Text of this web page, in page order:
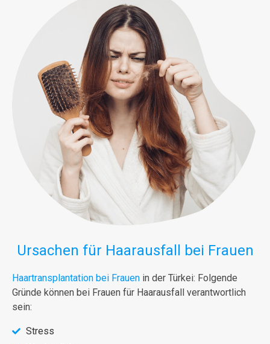
Ursachen für Haarausfall bei Frauen
Haartransplantation bei Frauen in der Türkei: Folgende
Gründe können bei Frauen für Haarausfall verantwortlich
sein:
Stress